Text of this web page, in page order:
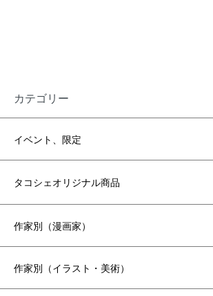
カテゴリー
イベント、限定
タコシェオリジナル商品
作家別（漫画家）
作家別（イラスト・美術）